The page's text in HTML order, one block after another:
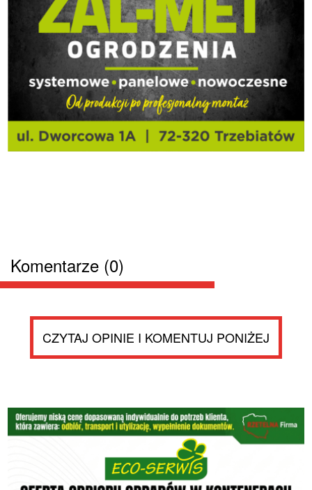
Komentarze (0)
CZYTAJ OPINIE I KOMENTUJ PONIŻEJ